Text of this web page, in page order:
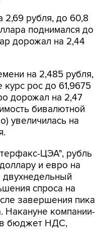
2,69 рубля, до 60,8
поднимался до
дорожал на 2,44
на 2,485 рубля,
курс рос до 61,9675
дорожал на 2,47
бивалютной
увеличилась на
ЦЭА", рубль
и евро на
двухнедельный
спроса на
завершения пика
Накануне компании-
в бюджет НДС,